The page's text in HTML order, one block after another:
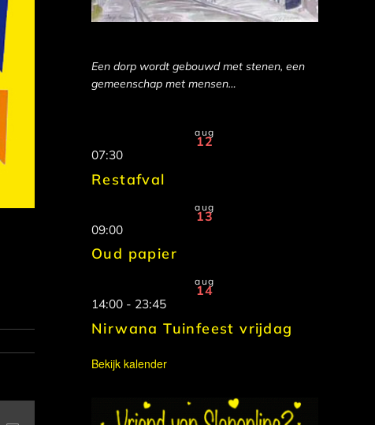
Een dorp wordt gebouwd met stenen, een
gemeenschap met mensen…
aug
12
07:30
Restafval
aug
13
09:00
Oud papier
aug
14
14:00 - 23:45
Nirwana Tuinfeest vrijdag
Bekijk kalender